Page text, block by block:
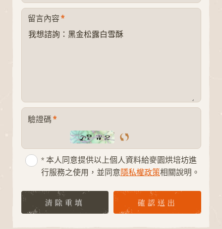
留言內容 *
驗證碼 *
* 本人同意提供以上個人資料給麥園烘培坊進
行服務之使用，並同意隱私權政策相關說明。
清除重填 確認送出